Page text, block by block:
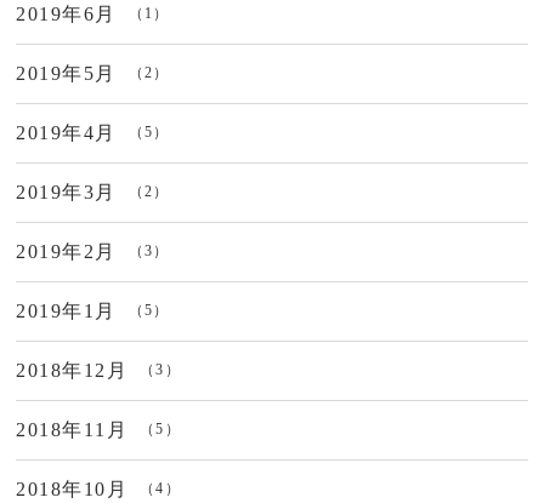
2019年6月 （1）
2019年5月 （2）
2019年4月 （5）
2019年3月 （2）
2019年2月 （3）
2019年1月 （5）
2018年12月 （3）
2018年11月 （5）
2018年10月 （4）